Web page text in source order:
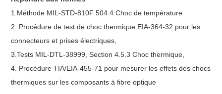
1.Méthode MIL-STD-810F 504.4 Choc de température
2. Procédure de test de choc thermique EIA-364-32 pour les
connecteurs et prises électriques,
3.Tests MIL-DTL-38999, Section 4.5.3 Choc thermique,
4. Procédure TIA/EIA-455-71 pour mesurer les effets des chocs
thermiques sur les composants à fibre optique